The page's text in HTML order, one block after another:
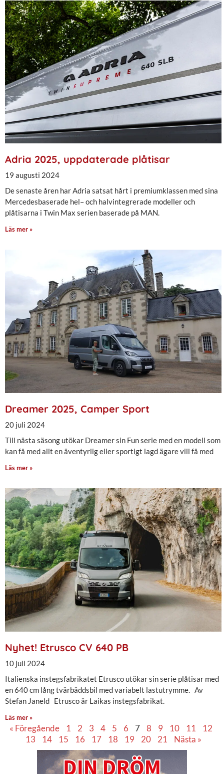
Adria 2025, uppdaterade plåtisar
19 augusti 2024
De senaste åren har Adria satsat hårt i premiumklassen med sina
Mercedesbaserade hel– och halvintegrerade modeller och
plåtisarna i Twin Max serien baserade på MAN.
Läs mer »
Dreamer 2025, Camper Sport
20 juli 2024
Till nästa säsong utökar Dreamer sin Fun serie med en modell som
kan få med allt en äventyrlig eller sportigt lagd ägare vill få med
Läs mer »
Nyhet! Etrusco CV 640 PB
10 juli 2024
Italienska instegsfabrikatet Etrusco utökar sin serie plåtisar med
en 640 cm lång tvärbäddsbil med variabelt lastutrymme. Av
Stefan Janeld Etrusco är Laikas instegsfabrikat.
Läs mer »
« Föregående 1 2 3 4 5 6 7 8 9 10 11
12
13
14 15 16 17 18 19 20 21 Nästa »